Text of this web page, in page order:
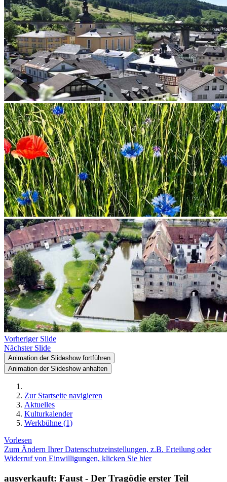
Vorheriger Slide
Nächster Slide
Animation der Slideshow fortführen
Animation der Slideshow anhalten
Zur Startseite navigieren
Aktuelles
Kulturkalender
Werkbühne (1)
Vorlesen
Zum Ändern Ihrer Datenschutzeinstellungen, z.B. Erteilung oder
Widerruf von Einwilligungen, klicken Sie hier
ausverkauft: Faust - Der Tragödie erster Teil